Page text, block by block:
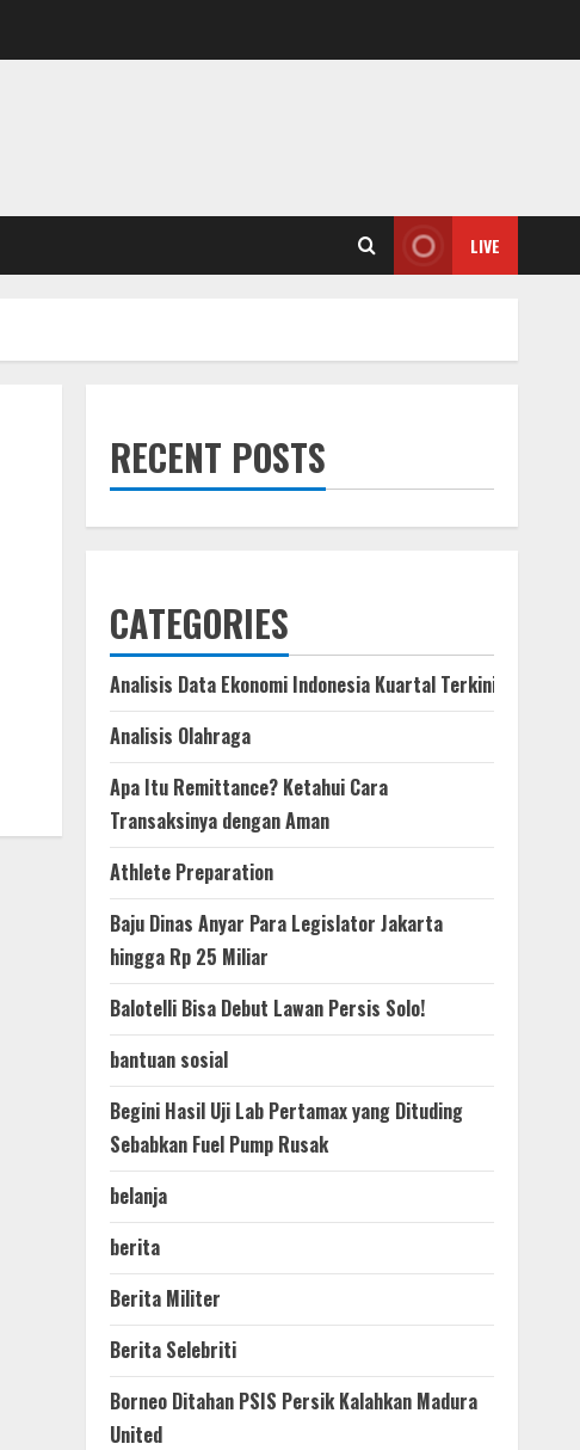
LIVE
RECENT POSTS
CATEGORIES
Analisis Data Ekonomi Indonesia Kuartal Terkini
Analisis Olahraga
Apa Itu Remittance? Ketahui Cara
Transaksinya dengan Aman
Athlete Preparation
Baju Dinas Anyar Para Legislator Jakarta
hingga Rp 25 Miliar
Balotelli Bisa Debut Lawan Persis Solo!
bantuan sosial
Begini Hasil Uji Lab Pertamax yang Dituding
Sebabkan Fuel Pump Rusak
belanja
berita
Berita Militer
Berita Selebriti
Borneo Ditahan PSIS Persik Kalahkan Madura
United